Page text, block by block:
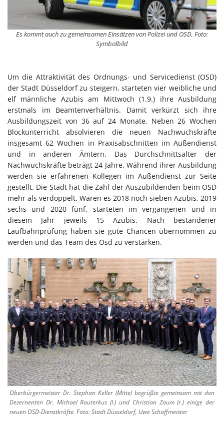
Es kommt auch zu gemeinsamen Einsätzen von Polizei und OSD, Foto:
Symbolbild
Um die Attraktivität des Ordnungs- und Servicedienst (OSD)
der Stadt Düsseldorf zu steigern, starteten vier weibliche und
elf männliche Azubis am Mittwoch (1.9.) ihre Ausbildung
erstmals im Beamtenverhältnis. Damit verkürzt sich ihre
Ausbildungszeit von 36 auf 24 Monate. Neben 26 Wochen
Blockunterricht absolvieren die neuen Nachwuchskräfte
insgesamt 62 Wochen in Praxisabschnitten im Außendienst
und in anderen Ämtern. Das Durchschnittsalter der
Nachwuchskräfte beträgt 24 Jahre. Während ihrer Ausbildung
werden sie erfahrenen Kollegen im Außendienst zur Seite
gestellt. Die Stadt hat die Zahl der Auszubildenden beim OSD
mehr als verdoppelt. Waren es 2018 noch sieben Azubis, 2019
sechs und 2020 fünf, starteten im vergangenen und in
diesem Jahr jeweils 15 Azubis. Nach bestandener
Laufbahnprüfung haben sie gute Chancen übernommen zu
werden und das Team des Osd zu verstärken.
Oberbürgermeister Dr. Stephan Keller (Mitte) begrüßte gemeinsam mit den
Dezernenten Dr. Michael Rauterkus (l.) und Christian Zaum (r.) einige der
neuen OSD-Dienstkräfte. Foto: Stadt Düsseldorf, Uwe Schaffmeister